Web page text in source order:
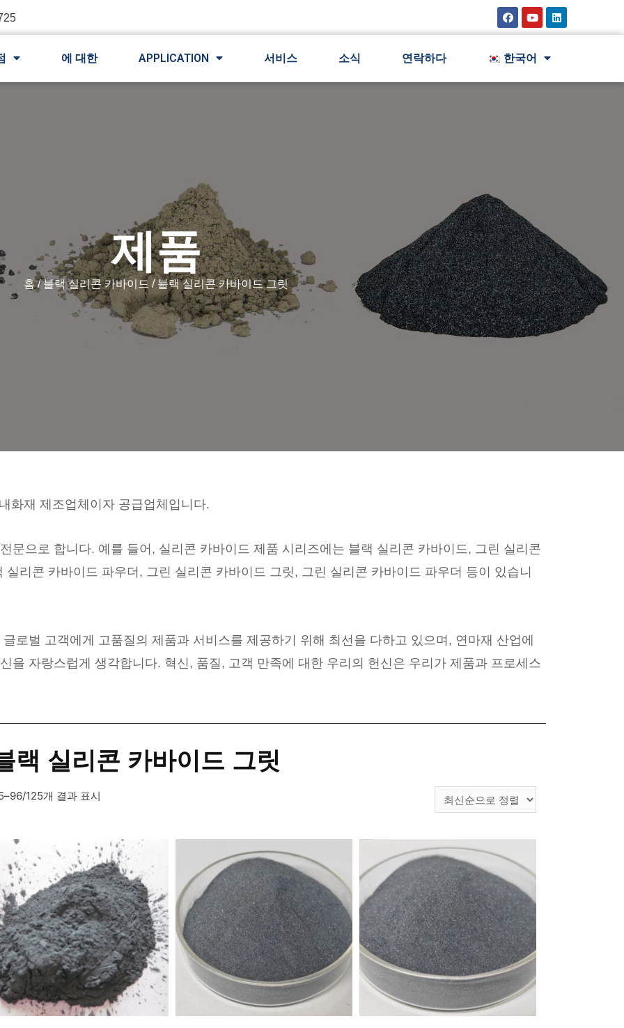
에 대한 APPLICATION 서비스 소식 연락하다 한국어
제품
홈/블랙 실리콘 카바이드 / 블랙 실리콘 카바이드 그릿
화재 제조업체이자 공급업체입니다.
문으로 합니다. 예를 들어, 실리콘 카바이드 제품 시리즈에는 블랙 실리콘 카바이드, 그린 실리콘
리콘 카바이드 파우더, 그린 실리콘 카바이드 그릿, 그린 실리콘 카바이드 파우더 등이 있습니
로벌 고객에게 고품질의 제품과 서비스를 제공하기 위해 최선을 다하고 있으며, 연마재 산업에
을 자랑스럽게 생각합니다. 혁신, 품질, 고객 만족에 대한 우리의 헌신은 우리가 제품과 프로세스
랙 실리콘 카바이드 그릿
125개 결과 표시